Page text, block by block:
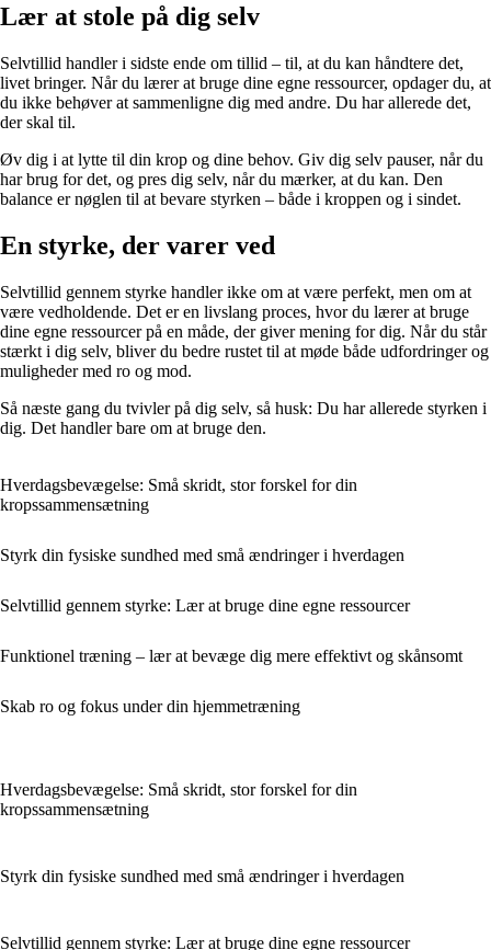
Lær at stole på dig selv
Selvtillid handler i sidste ende om tillid – til, at du kan håndtere det,
livet bringer. Når du lærer at bruge dine egne ressourcer, opdager du, at
du ikke behøver at sammenligne dig med andre. Du har allerede det,
der skal til.
Øv dig i at lytte til din krop og dine behov. Giv dig selv pauser, når du
har brug for det, og pres dig selv, når du mærker, at du kan. Den
balance er nøglen til at bevare styrken – både i kroppen og i sindet.
En styrke, der varer ved
Selvtillid gennem styrke handler ikke om at være perfekt, men om at
være vedholdende. Det er en livslang proces, hvor du lærer at bruge
dine egne ressourcer på en måde, der giver mening for dig. Når du står
stærkt i dig selv, bliver du bedre rustet til at møde både udfordringer og
muligheder med ro og mod.
Så næste gang du tvivler på dig selv, så husk: Du har allerede styrken i
dig. Det handler bare om at bruge den.
Hverdagsbevægelse: Små skridt, stor forskel for din
kropssammensætning
Styrk din fysiske sundhed med små ændringer i hverdagen
Selvtillid gennem styrke: Lær at bruge dine egne ressourcer
Funktionel træning – lær at bevæge dig mere effektivt og skånsomt
Skab ro og fokus under din hjemmetræning
Hverdagsbevægelse: Små skridt, stor forskel for din
kropssammensætning
Styrk din fysiske sundhed med små ændringer i hverdagen
Selvtillid gennem styrke: Lær at bruge dine egne ressourcer